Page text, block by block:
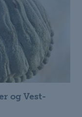
og Vest-